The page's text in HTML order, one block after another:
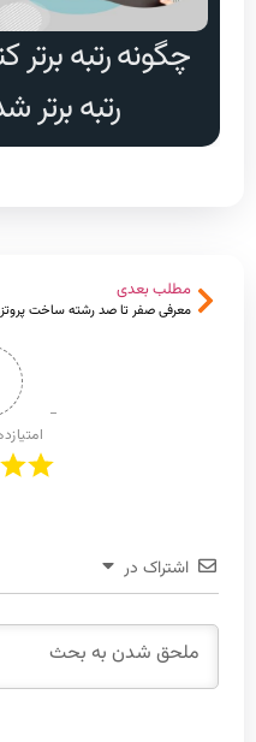
چگونه رتبه برتر
رتبه برتر
مطلب بعدی
اشتراک در